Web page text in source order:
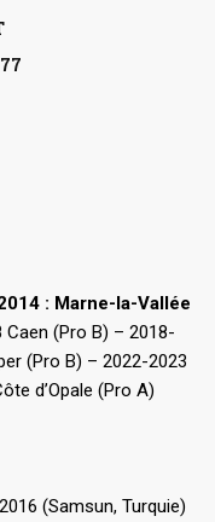
: Marne-la-Vallée
(Pro B) – 2018-
(Pro B) – 2022-2023
d’Opale (Pro A)
(Samsun, Turquie)